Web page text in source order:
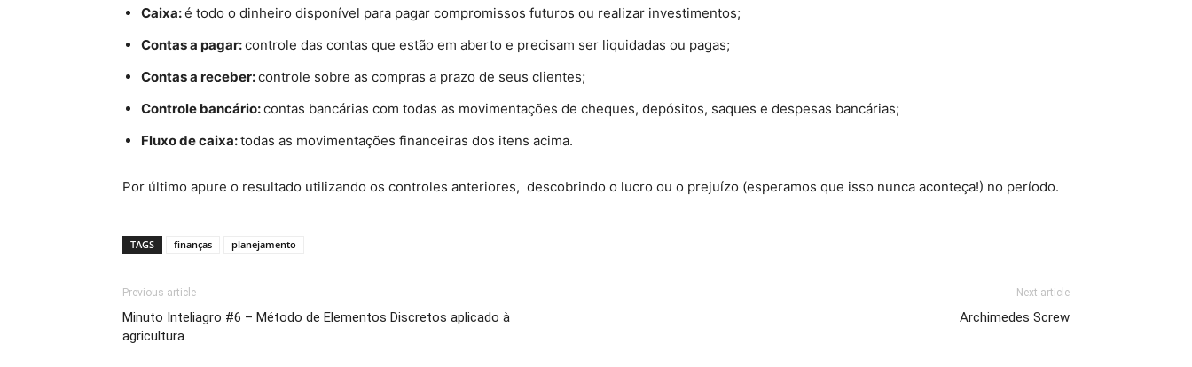
Caixa:é todo o dinheiro disponível para pagar compromissos futuros ou realizar investimentos;
Contas a pagar:controle das contas que estão em aberto e precisam ser liquidadas ou pagas;
Contas a receber:controle sobre as compras a prazo de seus clientes;
Controle bancário:contas bancárias com todas as movimentações de cheques, depósitos, saques e despesas bancárias;
Fluxo de caixa:todas as movimentações financeiras dos itens acima.
Por último apure o resultado utilizando os controles anteriores, descobrindo o lucro ou o prejuízo (esperamos que isso nunca aconteça!) no período.
TAGS finanças planejamento
Previous article
Minuto Inteliagro #6 – Método de Elementos Discretos aplicado à
agricultura.
Next article
Archimedes Screw